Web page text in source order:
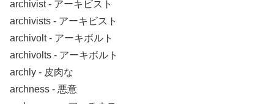
archivist ‐ アーキビスト
archivists ‐ アーキビスト
archivolt ‐ アーキボルト
archivolts ‐ アーキボルト
archly ‐ 皮肉な
archness ‐ 悪意